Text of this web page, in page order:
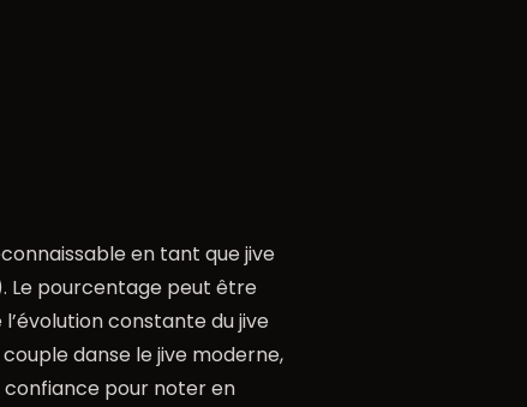
en tant que jive
Le pourcentage peut être
constante du jive
danse le jive moderne,
confiance pour noter en